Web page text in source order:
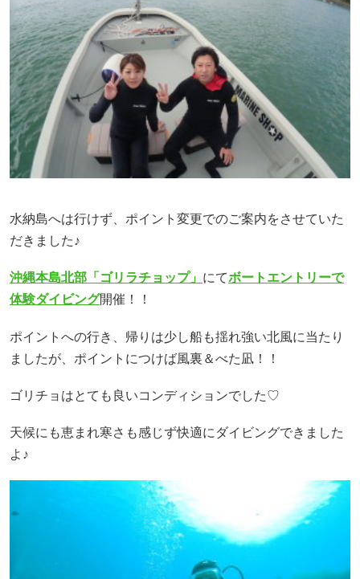
水納島へは行けず、ポイント変更でのご案内をさせていた
だきました♪
沖縄本島北部「ゴリラチョップ」 にてボートエントリーで
体験ダイビング開催！！
ポイントへの行き、帰りは少し船も揺れ強い北風に当たり
ましたが、ポイントにつけば風裏＆べた凪！！
ゴリチョはとても良いコンディションでした♡
天候にも恵まれ寒さも感じず快適にダイビングできました
よ♪